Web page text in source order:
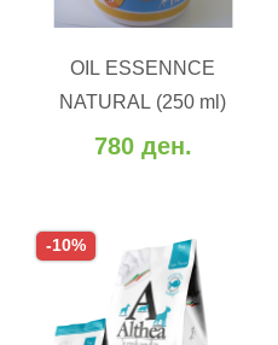
OIL ESSENNCE
NATURAL (250 ml)
780 ден.
ВО КОШНИЧКА
Додај во желби
Додај за споредба
-10%